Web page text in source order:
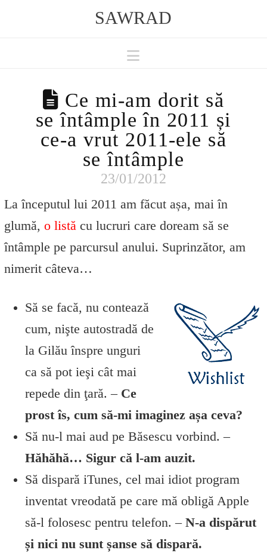
SAWRAD
Navigation
Ce mi-am dorit să
se întâmple în 2011 și
ce-a vrut 2011-ele să
se întâmple
23/01/2012
La începutul lui 2011 am făcut așa, mai în
glumă, o listăcu lucruri care doream să se
întâmple pe parcursul anului. Suprinzător, am
nimerit câteva…
Să se facă, nu contează
cum, nişte autostradă de
la Gilău înspre unguri
ca să pot ieşi cât mai
repede din ţară. – Ce
prost îs, cum să-mi imaginez așa ceva?
Să nu-l mai aud pe Băsescu vorbind. –
Hăhăhă… Sigur că l-am auzit.
Să dispară iTunes, cel mai idiot program
inventat vreodată pe care mă obligă Apple
să-l folosesc pentru telefon. –N-a dispărut
și nici nu sunt șanse să dispară.